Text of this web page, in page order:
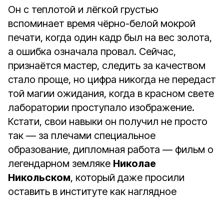
Он с теплотой и лёгкой грустью
вспоминает время чёрно-белой мокрой
печати, когда один кадр был на вес золота,
а ошибка означала провал. Сейчас,
признаётся мастер, следить за качеством
стало проще, но цифра никогда не передаст
той магии ожидания, когда в красном свете
лаборатории проступало изображение.
Кстати, свои навыки он получил не просто
так — за плечами специальное
образование, дипломная работа — фильм о
легендарном земляке Николае
Никольском, который даже просили
оставить в институте как наглядное